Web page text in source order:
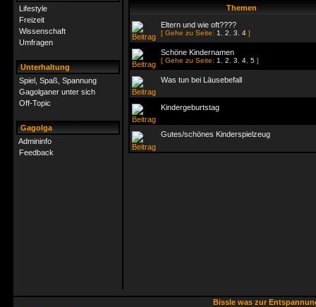
Lifestyle
Freizeit
Wissenschaft
Umfragen
Unterhaltung
Spiel, Spaß, Spannung
Gagolganer unter sich
Off-Topic
Gagolga
Admininfo
Feedback
Themen
Eltern und wie oft????
[ Gehe zu Seite: 1 2 3 4 ]
Schöne Kindernamen
[ Gehe zu Seite: 1 2 3 4 5 ]
Was tun bei Läusebefall
Kindergeburtstag
Gutes/schönes Kinderspielzeug
Bissle was zur